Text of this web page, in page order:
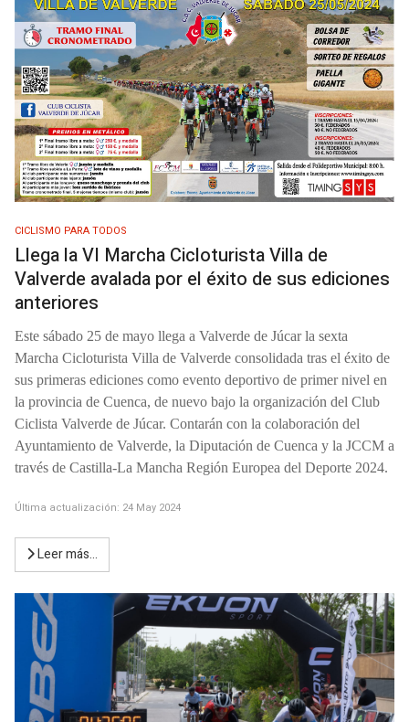
CICLISMO PARA TODOS
Llega la VI Marcha Cicloturista Villa de
Valverde avalada por el éxito de sus ediciones
anteriores
Este sábado 25 de mayo llega a Valverde de Júcar la sexta
Marcha Cicloturista Villa de Valverde consolidada tras el éxito de
sus primeras ediciones como evento deportivo de primer nivel en
la provincia de Cuenca, de nuevo bajo la organización del Club
Ciclista Valverde de Júcar. Contarán con la colaboración del
Ayuntamiento de Valverde, la Diputación de Cuenca y la JCCM a
través de Castilla-La Mancha Región Europea del Deporte 2024.
Última actualización: 24 May 2024
Leer más…